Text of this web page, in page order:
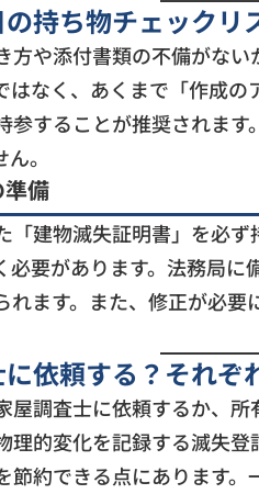
持ち物チェックリ
や添付書類の不備がな
なく、あくまで「作成
参することが推奨されま
。
備
建物滅失証明書」を必
要があります。法務局
ます。また、修正が必
依頼する？それぞ
調査士に依頼するか、
的変化を記録する滅失
節約できる点にあります